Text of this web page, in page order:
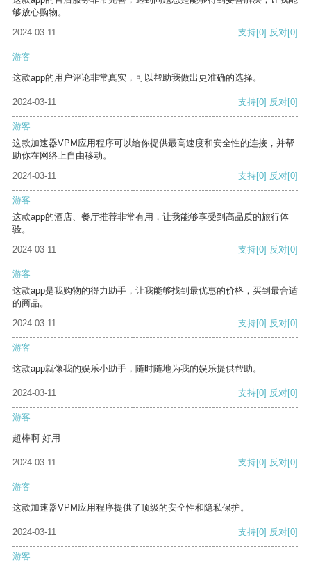
够放心购物。
2024-03-11
支持[0] 反对[0]
游客
这款app的用户评论非常真实，可以帮助我做出更准确的选择。
2024-03-11 支持[0] 反对[0]
游客
这款加速器VPM应用程序可以给你提供最高速度和安全性的连接，并帮
助你在网络上自由移动。
2024-03-11
支持[0] 反对[0]
游客
这款app的酒店、餐厅推荐非常有用，让我能够享受到高品质的旅行体
验。
2024-03-11
支持[0] 反对[0]
游客
这款app是我购物的得力助手，让我能够找到最优惠的价格，买到最合适
的商品。
2024-03-11
支持[0] 反对[0]
游客
这款app就像我的娱乐小助手，随时随地为我的娱乐提供帮助。
2024-03-11 支持[0] 反对[0]
游客
超棒啊 好用
2024-03-11 支持[0] 反对[0]
游客
这款加速器VPM应用程序提供了顶级的安全性和隐私保护。
2024-03-11 支持[0] 反对[0]
游客